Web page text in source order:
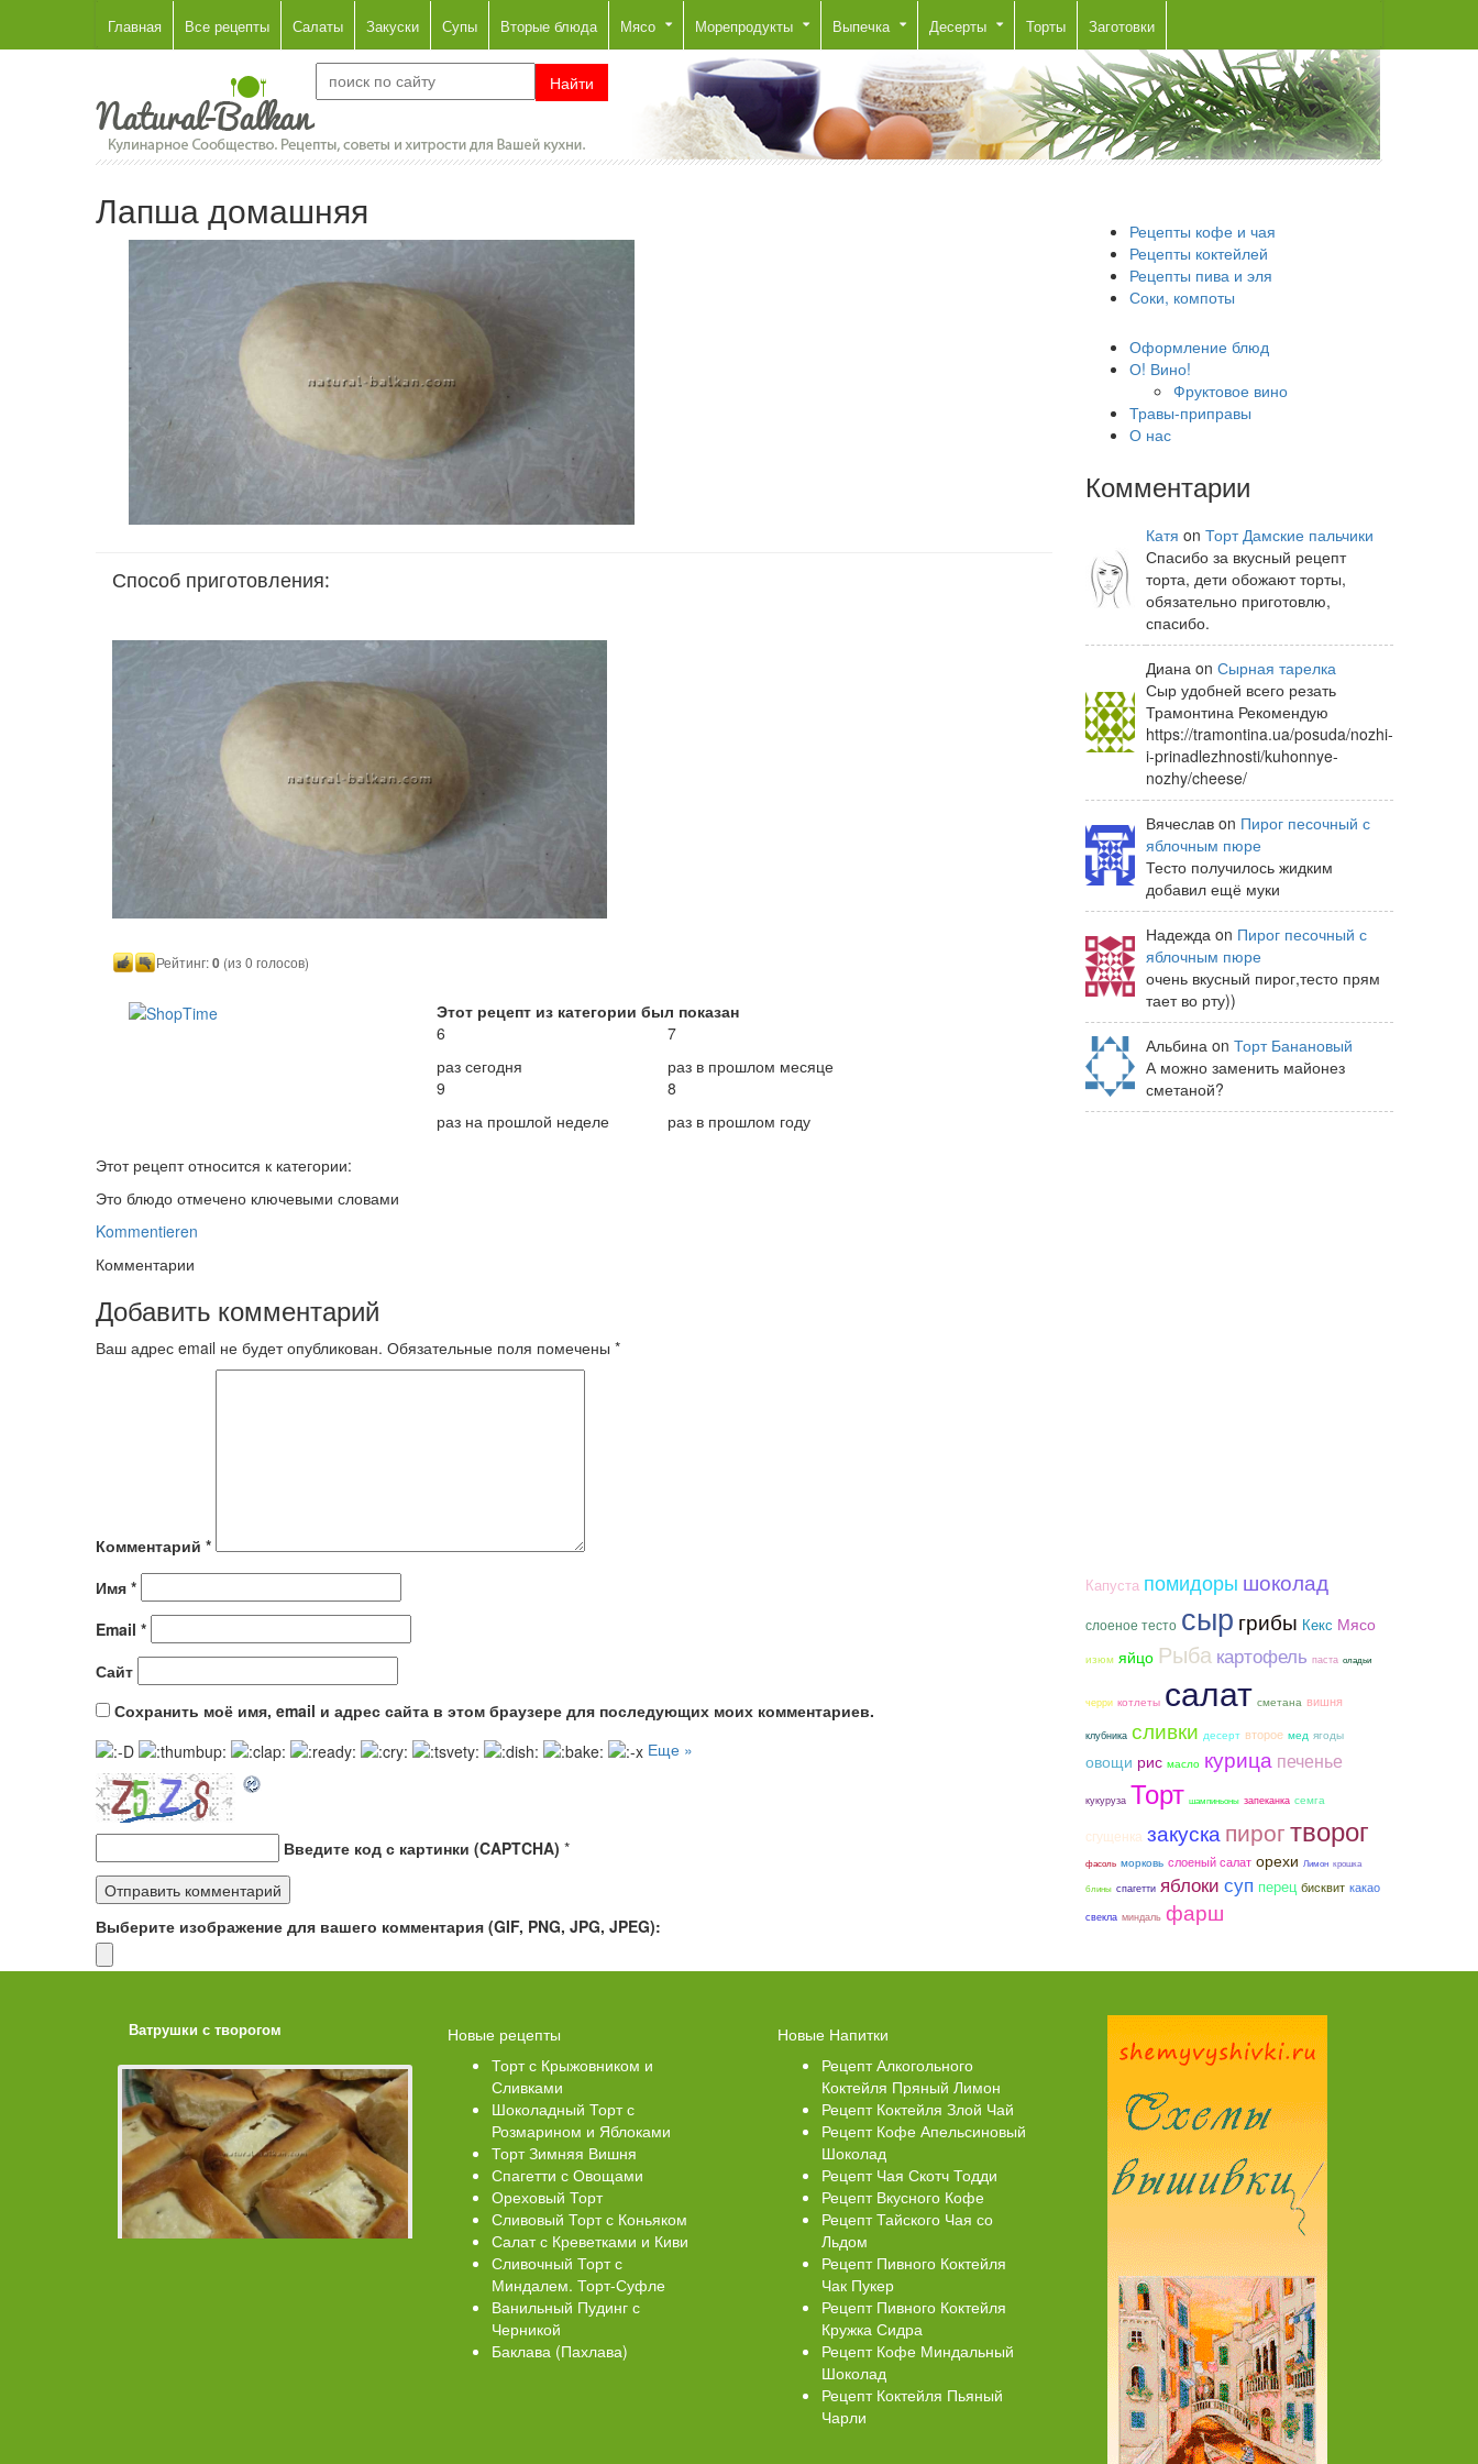
Главная Все рецепты Салаты Закуски Супы Вторые блюда Мясо Морепродукты Выпечка Десерты Торты Заготовки
Лапша домашняя
Способ приготовления:
Рейтинг:0 (из 0 голосов)
Этот рецепт из категории был показан
6
раз сегодня
7
раз в прошлом месяце
9
раз на прошлой неделе
8
раз в прошлом году
Этот рецепт относится к категории:
Это блюдо отмечено ключевыми словами
Kommentieren
Комментарии
Добавить комментарий
Ваш адрес email не будет опубликован. Обязательные поля помечены *
Комментарий *
Имя *
Email *
Сайт
Сохранить моё имя, email и адрес сайта в этом браузере для последующих моих комментариев.
Еще »
Введите код с картинки (CAPTCHA) *
Выберите изображение для вашего комментария (GIF, PNG, JPG, JPEG):
Рецепты кофе и чая
Рецепты коктейлей
Рецепты пива и эля
Соки, компоты
Оформление блюд
О! Вино!
Фруктовое вино
Травы-приправы
О нас
Комментарии
Катя on Торт Дамские пальчики
Спасибо за вкусный рецепт
торта, дети обожают торты,
обязательно приготовлю,
спасибо.
Диана on Сырная тарелка
Сыр удобней всего резать
Трамонтина Рекомендую
https://tramontina.ua/posuda/nozhi-
i-prinadlezhnosti/kuhonnye-
nozhy/cheese/
Вячеслав on Пирог песочный с
яблочным пюре
Тесто получилось жидким
добавил ещё муки
Надежда on Пирог песочный с
яблочным пюре
очень вкусный пирог,тесто прям
тает во рту))
Альбина on Торт Банановый
А можно заменить майонез
сметаной?
Капуста помидоры шоколад
слоеное тесто сыр грибы Кекс Мясо
изюм яйцо Рыба картофель паста оладьи
черри котлеты салат сметана вишня
клубника сливки десерт второе мед ягоды
овощи рис масло курица печенье
кукуруза Торт шампиньоны запеканка семга
сгущенка закускапирогтворог
фасоль морковь слоеный салат орехи Лимон крошка
блины спагетти яблоки суп перец бисквит какао
свекла миндаль фарш
Ватрушки с творогом Торт со Свеклой Торт Медовик Карамельный Пирог рыбный (с брюшками семги)
Новые рецепты
Торт с Крыжовником и
Сливками
Шоколадный Торт с
Розмарином и Яблоками
Торт Зимняя Вишня
Спагетти с Овощами
Ореховый Торт
Сливовый Торт с Коньяком
Салат с Креветками и Киви
Сливочный Торт с
Миндалем. Торт-Суфле
Ванильный Пудинг с
Черникой
Баклава (Пахлава)
Новые Напитки
Рецепт Алкогольного
Коктейля Пряный Лимон
Рецепт Коктейля Злой Чай
Рецепт Кофе Апельсиновый
Шоколад
Рецепт Чая Скотч Тодди
Рецепт Вкусного Кофе
Рецепт Тайского Чая со
Льдом
Рецепт Пивного Коктейля
Чак Пукер
Рецепт Пивного Коктейля
Кружка Сидра
Рецепт Кофе Миндальный
Шоколад
Рецепт Коктейля Пьяный
Чарли